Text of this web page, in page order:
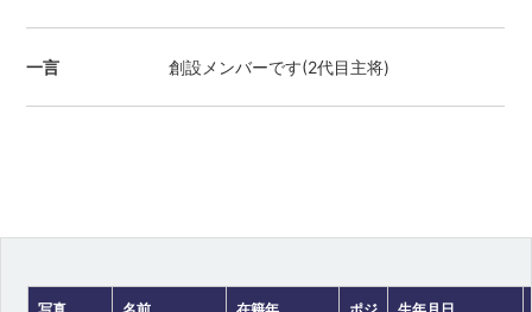
一言 創設メンバーです(2代目主将)